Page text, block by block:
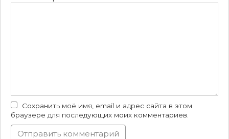
Сохранить моё имя, email и адрес сайта в этом
браузере для последующих моих комментариев.